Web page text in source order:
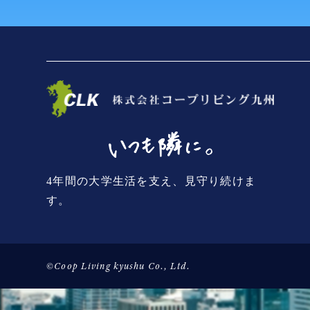
4年間の大学生活を支え、見守り続けま
す。
©Coop Living kyushu Co., Ltd.